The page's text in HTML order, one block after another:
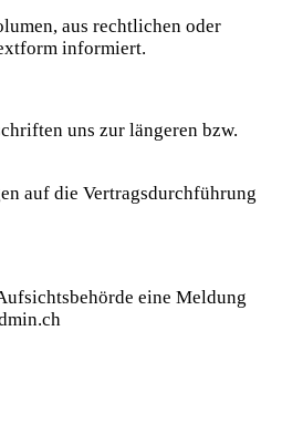
aus rechtlichen oder
informiert.
uns zur längeren bzw.
auf die Vertragsdurchführung
eine Meldung